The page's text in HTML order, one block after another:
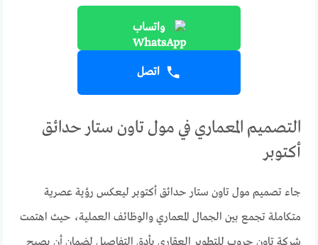
واتساب
اتصل
التصميم المعماري في مول تاون ستار حدائق
أكتوبر
جاء تصميم مول تاون ستار حدائق أكتوبر ليعكس رؤية عصرية
متكاملة تجمع بين الجمال المعماري والوظائف العملية، حيث اهتمت
شركة تاون جروب للتطوير العقاري بأدق التفاصيل لضمان أن يصبح